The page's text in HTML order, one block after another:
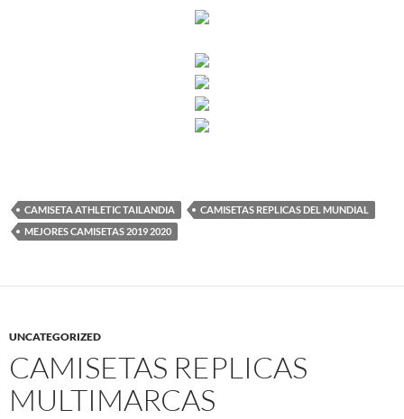
CAMISETA ATHLETIC TAILANDIA
CAMISETAS REPLICAS DEL MUNDIAL
MEJORES CAMISETAS 2019 2020
UNCATEGORIZED
CAMISETAS REPLICAS
MULTIMARCAS